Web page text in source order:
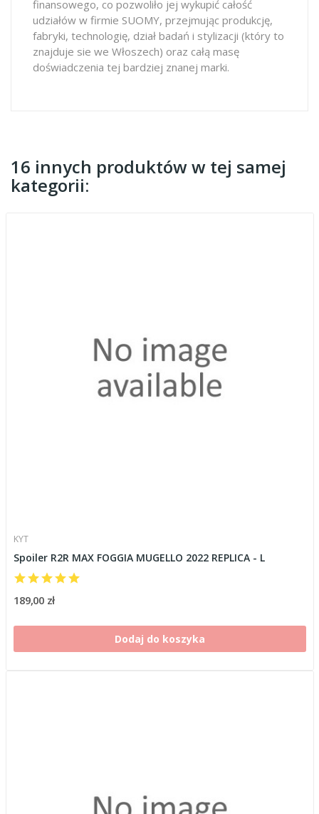
finansowego, co pozwoliło jej wykupić całość
udziałów w firmie SUOMY, przejmując produkcję,
fabryki, technologię, dział badań i stylizacji (który to
znajduje sie we Włoszech) oraz całą masę
doświadczenia tej bardziej znanej marki.
16 innych produktów w tej samej
kategorii:
KYT
Spoiler R2R MAX FOGGIA MUGELLO 2022 REPLICA - L
189,00 zł
Dodaj do koszyka